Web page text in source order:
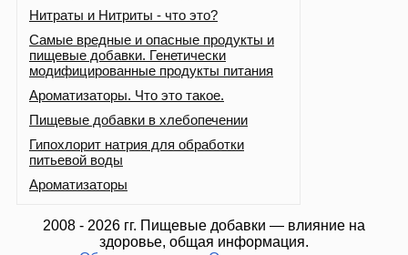
Нитраты и Нитриты - что это?
Самые вредные и опасные продукты и
пищевые добавки. Генетически
модифицированные продукты питания
Ароматизаторы. Что это такое.
Пищевые добавки в хлебопечении
Гипохлорит натрия для обработки
питьевой воды
Ароматизаторы
2008 - 2026 гг. Пищевые добавки — влияние на
здоровье, общая информация.